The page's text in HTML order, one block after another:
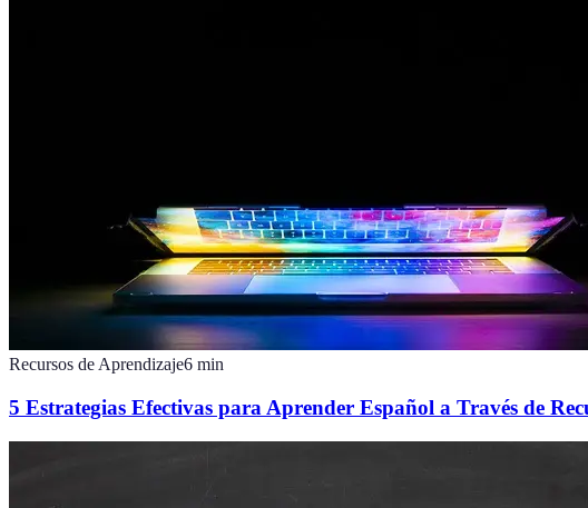
Recursos de Aprendizaje6 min
5 Estrategias Efectivas para Aprender Español a Través de